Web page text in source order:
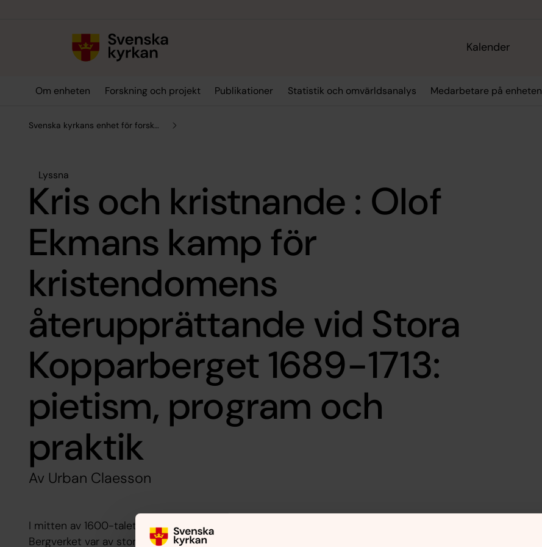
Kalender
Om enheten Forskning och projekt Publikationer Statistik och omvärldsanalys Medarbetare på enheten
Svenska kyrkans enhet för forskning och analys
Lyssna
Kris och kristnande : Olof
Ekmans kamp för
kristendomens
återupprättande vid Stora
Kopparberget 1689-1713:
pietism, program och
praktik
Av Urban Claesson
I mitten av 1600-talet bröts två tredjedelar av världens koppar i Stora Kopparberget.
Bergverket var av stor betydelse för statens finanser. I industristaden Falun var den nya